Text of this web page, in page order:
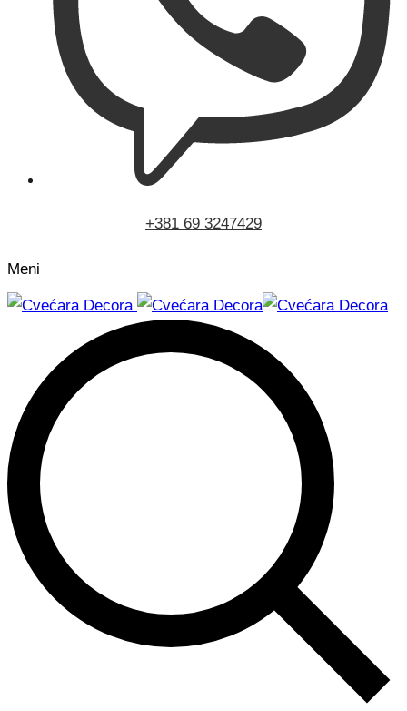
+381 69 3247429
Meni